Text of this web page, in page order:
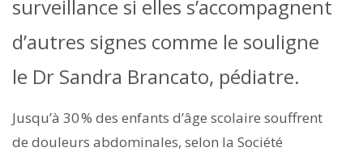
surveillance si elles s’accompagnent
d’autres signes comme le souligne
le Dr Sandra Brancato, pédiatre.
Jusqu’à 30 % des enfants d’âge scolaire souffrent
de douleurs abdominales, selon la Société